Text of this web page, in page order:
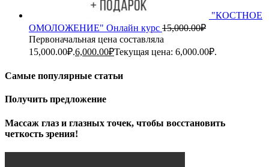
"КОСТНОЕ
ОМОЛОЖЕНИЕ" Онлайн курс 15,000.00₽
Первоначальная цена составляла
15,000.00₽.6,000.00₽Текущая цена: 6,000.00₽.
Самые популярные статьи
Получить предложение
Массаж глаз и глазных точек, чтобы восстановить
четкость зрения!